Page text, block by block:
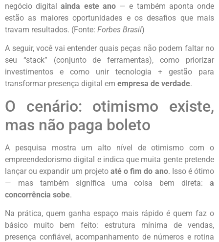
negócio digitalainda este ano— e também aponta onde
estão as maiores oportunidades e os desafios que mais
travam resultados. (Fonte: Forbes Brasil)
A seguir, você vai entender quais peças não podem faltar no
seu “stack” (conjunto de ferramentas), como priorizar
investimentos e como unir tecnologia + gestão para
transformar presença digital em empresa de verdade.
O cenário: otimismo existe,
mas não paga boleto
A pesquisa mostra um alto nível de otimismo com o
empreendedorismo digital e indica que muita gente pretende
lançar ou expandir um projeto até o fim do ano. Isso é ótimo
— mas também significa uma coisa bem direta: a
concorrência sobe.
Na prática, quem ganha espaço mais rápido é quem faz o
básico muito bem feito: estrutura mínima de vendas,
presença confiável, acompanhamento de números e rotina